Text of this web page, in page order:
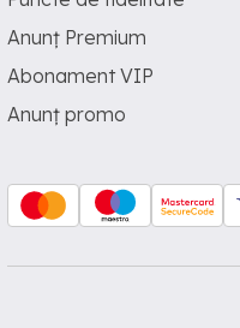
Anunț Premium
Abonament VIP
Anunț promo